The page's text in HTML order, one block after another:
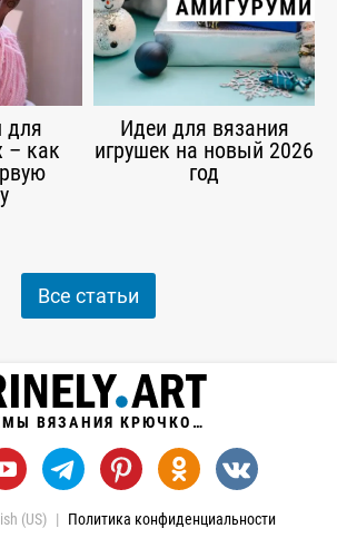
для
– как
Идеи для вязания
игрушек на новый 2026
год
Все статьи
СХЕМЫ ВЯЗАНИЯ КРЮЧКОМ
(US) Политика конфиденциальности